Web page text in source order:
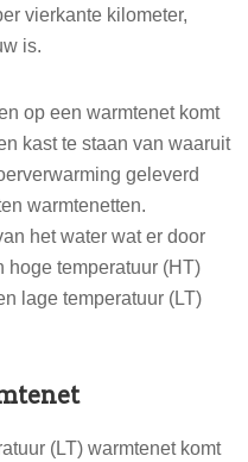
vierkante kilometer,
is.
op een warmtenet komt
kast te staan van waaruit
geleverd
warmtenetten.
het water wat er door
hoge temperatuur (HT)
lage temperatuur (LT)
(LT) warmtenet komt